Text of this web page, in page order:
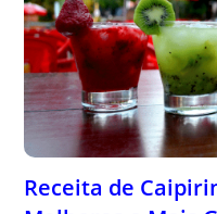
Receita de